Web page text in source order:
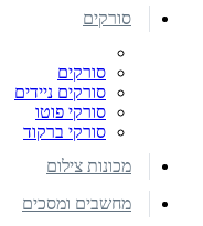
סורקים
סורקים
סורקים ניידים
סורקי פוטו
סורקי ברקוד
מכונות צילום
מחשבים ומסכים